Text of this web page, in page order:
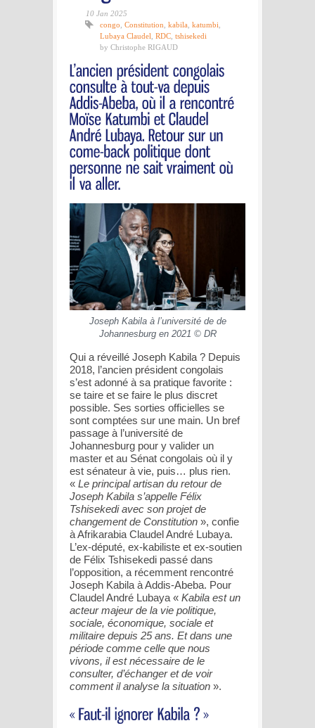
10 Jan 2025
congo Constitution kabila katumbi
Lubaya Claudel RDC tshisekedi
by Christophe RIGAUD
Joseph Kabila à l’université de de
Johannesburg en 2021 © DR
Qui a réveillé Joseph Kabila ? Depuis
2018, l’ancien président congolais
s’est adonné à sa pratique favorite :
se taire et se faire le plus discret
possible. Ses sorties officielles se
sont comptées sur une main. Un bref
passage à l’université de
Johannesburg pour y valider un
master et au Sénat congolais où il y
est sénateur à vie, puis… plus rien.
« Le principal artisan du retour de
Joseph Kabila s’appelle Félix
Tshisekedi avec son projet de
changement de Constitution », confie
à Afrikarabia Claudel André Lubaya.
L’ex-député, ex-kabiliste et ex-soutien
de Félix Tshisekedi passé dans
l’opposition, a récemment rencontré
Joseph Kabila à Addis-Abeba. Pour
Claudel André Lubaya « Kabila est un
acteur majeur de la vie politique,
sociale, économique, sociale et
militaire depuis 25 ans. Et dans une
période comme celle que nous
vivons, il est nécessaire de le
consulter, d’échanger et de voir
comment il analyse la situation ».